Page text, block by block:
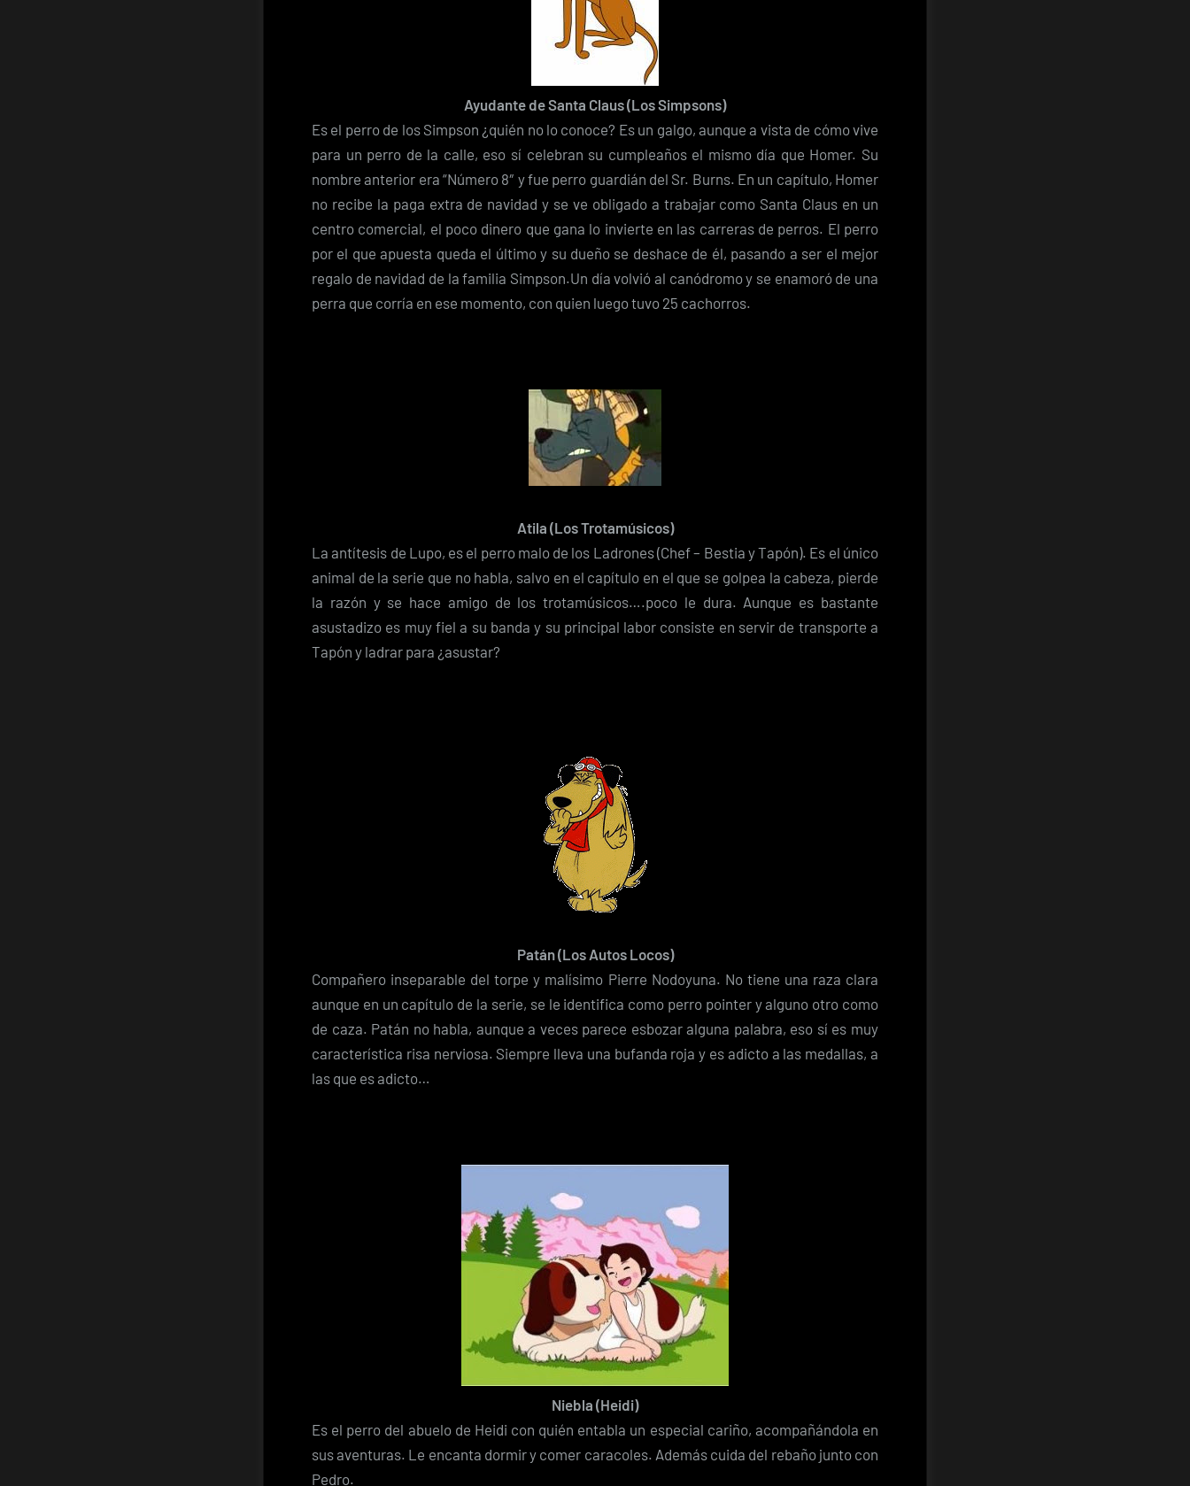
Ayudante de Santa Claus (Los Simpsons)
Es el perro de los Simpson ¿quién no lo conoce? Es un galgo, aunque a vista de cómo vive
para un perro de la calle, eso sí celebran su cumpleaños el mismo día que Homer. Su
nombre anterior era “Número 8″ y fue perro guardián del Sr. Burns. En un capítulo, Homer
no recibe la paga extra de navidad y se ve obligado a trabajar como Santa Claus en un
centro comercial, el poco dinero que gana lo invierte en las carreras de perros. El perro
por el que apuesta queda el último y su dueño se deshace de él, pasando a ser el mejor
regalo de navidad de la familia Simpson.Un día volvió al canódromo y se enamoró de una
perra que corría en ese momento, con quien luego tuvo 25 cachorros.
Atila (Los Trotamúsicos)
La antítesis de Lupo, es el perro malo de los Ladrones (Chef – Bestia y Tapón). Es el único
animal de la serie que no habla, salvo en el capítulo en el que se golpea la cabeza, pierde
la razón y se hace amigo de los trotamúsicos….poco le dura. Aunque es bastante
asustadizo es muy fiel a su banda y su principal labor consiste en servir de transporte a
Tapón y ladrar para ¿asustar?
Patán (Los Autos Locos)
Compañero inseparable del torpe y malísimo Pierre Nodoyuna. No tiene una raza clara
aunque en un capítulo de la serie, se le identifica como perro pointer y alguno otro como
de caza. Patán no habla, aunque a veces parece esbozar alguna palabra, eso sí es muy
característica risa nerviosa. Siempre lleva una bufanda roja y es adicto a las medallas, a
las que es adicto…
Niebla (Heidi)
Es el perro del abuelo de Heidi con quién entabla un especial cariño, acompañándola en
sus aventuras. Le encanta dormir y comer caracoles. Además cuida del rebaño junto con
Pedro.